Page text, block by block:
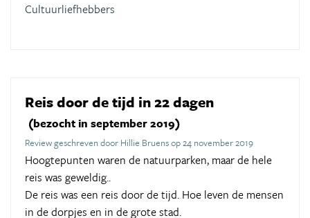
Cultuurliefhebbers
Reis door de tijd in 22 dagen
(bezocht in september 2019)
Review geschreven door Hillie Bruens op 24 november 2019
Hoogtepunten waren de natuurparken, maar de hele
reis was geweldig..
De reis was een reis door de tijd. Hoe leven de mensen
in de dorpjes en in de grote stad.